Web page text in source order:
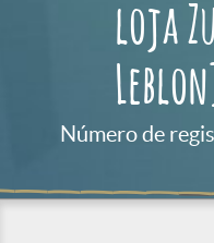
loja
Número de